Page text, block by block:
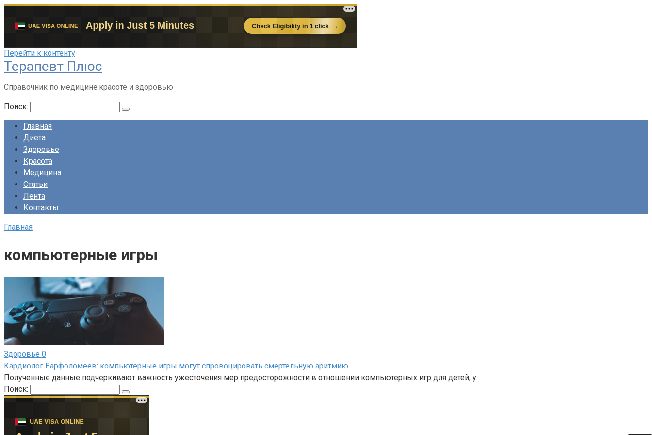
Перейти к контенту
Терапевт Плюс
Справочник по медицине,красоте и здоровью
Поиск:
Главная
Диета
Здоровье
Красота
Медицина
Статьи
Лента
Контакты
Главная
компьютерные игры
Здоровье 0
Кардиолог Варфоломеев: компьютерные игры могут спровоцировать смертельную аритмию
Полученные данные подчеркивают важность ужесточения мер предосторожности в отношении компьютерных игр для детей, у
Поиск: